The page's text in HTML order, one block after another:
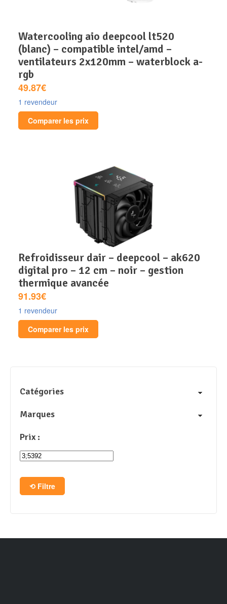
watercooling aio deepcool lt520
(blanc) – compatible intel/amd –
ventilateurs 2x120mm – waterblock a-
rgb
49.87€
1 revendeur
Comparer les prix
refroidisseur dair – deepcool – ak620
digital pro – 12 cm – noir – gestion
thermique avancée
91.93€
1 revendeur
Comparer les prix
Catégories
Marques
Prix :
Filtre